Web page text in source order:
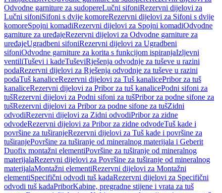
Odvodne garniture za sudopereLučni sifoniRezervni dijelovi za
Lučni sifoniSifoni s dvije komoreRezervni dijelovi za Sifoni s dvije
komoreSpojni komadiRezervni dijelovi za Spojni komadiOdvodne
garniture za uređajeRezervni dijelovi za Odvodne garniture za
uređajeUgradbeni sifoniRezervni dijelovi za Ugradbeni
sifoniOdvodne garniture za korita s funkcijom ispiranjaIzljevni
ventiliTuševi i kadeTuševiRješenja odvodnje za tuševe u razini
podaRezervni dijelovi za Rješenja odvodnje za tuševe u razini
podaTuš kanaliceRezervni dijelovi za Tuš kanalicePribor za tuš
kanaliceRezervni dijelovi za Pribor za tuš kanalicePodni sifoni za
tušRezervni dijelovi za Podni sifoni za tušPribor za podne sifone za
tušRezervni dijelovi za Pribor za podne sifone za tušZidni
odvodiRezervni dijelovi za Zidni odvodiPribor za zidne
odvodeRezervni dijelovi za Pribor za zidne odvodeTuš kade i
površine za tuširanjeRezervni dijelovi za Tuš kade i površine za
tuširanjePovršine za tuširanje od mineralnog materijala i Geberit
Duofix montažni elementiPovršine za tuširanje od mineralnog
materijalaRezervni dijelovi za Površine za tuširanje od mineralnog
materijalaMontažni elementiRezervni dijelovi za Montažni
elementiSpecifični odvodi tuš kadaRezervni dijelovi za Specifični
odvodi tuš kadaPriborKabine, pregradne stijene i vrata za tuš